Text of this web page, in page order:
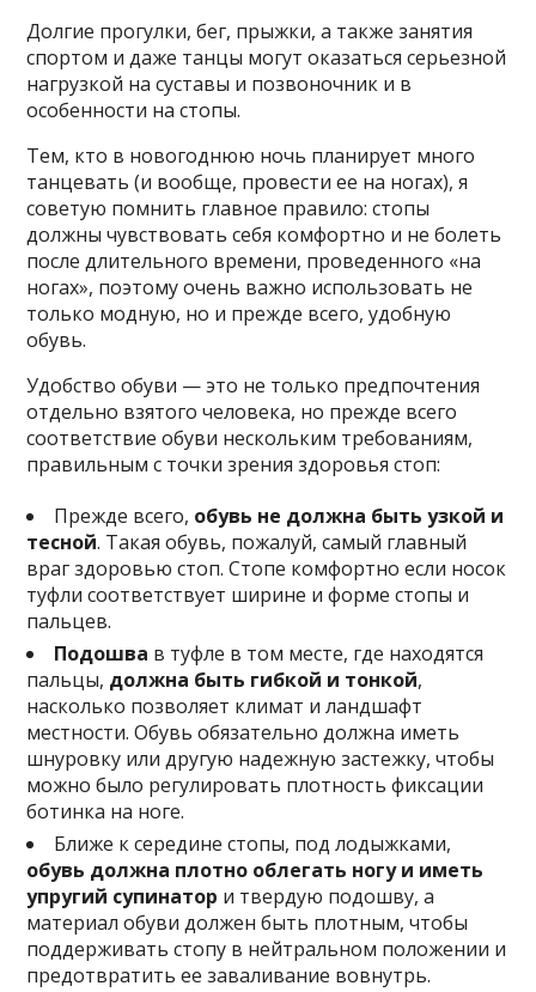
Долгие прогулки, бег, прыжки, а также занятия
спортом и даже танцы могут оказаться серьезной
нагрузкой на суставы и позвоночник и в
особенности на стопы.
Тем, кто в новогоднюю ночь планирует много
танцевать (и вообще, провести ее на ногах), я
советую помнить главное правило: стопы
должны чувствовать себя комфортно и не болеть
после длительного времени, проведенного «на
ногах», поэтому очень важно использовать не
только модную, но и прежде всего, удобную
обувь.
Удобство обуви — это не только предпочтения
отдельно взятого человека, но прежде всего
соответствие обуви нескольким требованиям,
правильным с точки зрения здоровья стоп:
Прежде всего, обувь не должна быть узкой и
тесной. Такая обувь, пожалуй, самый главный
враг здоровью стоп. Стопе комфортно если носок
туфли соответствует ширине и форме стопы и
пальцев.
Подошва в туфле в том месте, где находятся
пальцы, должна быть гибкой и тонкой,
насколько позволяет климат и ландшафт
местности. Обувь обязательно должна иметь
шнуровку или другую надежную застежку, чтобы
можно было регулировать плотность фиксации
ботинка на ноге.
Ближе к середине стопы, под лодыжками,
обувь должна плотно облегать ногу и иметь
упругий супинатор и твердую подошву, а
материал обуви должен быть плотным, чтобы
поддерживать стопу в нейтральном положении и
предотвратить ее заваливание вовнутрь.